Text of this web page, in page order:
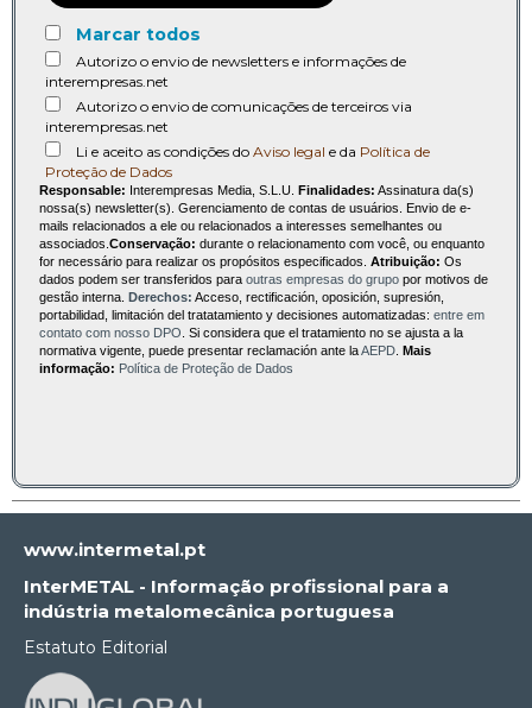
Marcar todos
Autorizo o envio de newsletters e informações de
interempresas.net
Autorizo o envio de comunicações de terceiros via
interempresas.net
Li e aceito as condições do Aviso legal e da Política de
Proteção de Dados
Responsable: Interempresas Media, S.L.U. Finalidades: Assinatura da(s)
nossa(s) newsletter(s). Gerenciamento de contas de usuários. Envio de e-
mails relacionados a ele ou relacionados a interesses semelhantes ou
associados. Conservação: durante o relacionamento com você, ou enquanto
for necessário para realizar os propósitos especificados. Atribuição: Os
dados podem ser transferidos para outras empresas do grupo por motivos de
gestão interna.
Derechos: Acceso, rectificación, oposición, supresión,
portabilidad, limitación del tratatamiento y decisiones automatizadas: entre em
contato com nosso DPO . Si considera que el tratamiento no se ajusta a la
normativa vigente, puede presentar reclamación ante laAEPD
Mais
informação: Política de Proteção de Dados
www.intermetal.pt
InterMETAL - Informação profissional para a
indústria metalomecânica portuguesa
Estatuto Editorial